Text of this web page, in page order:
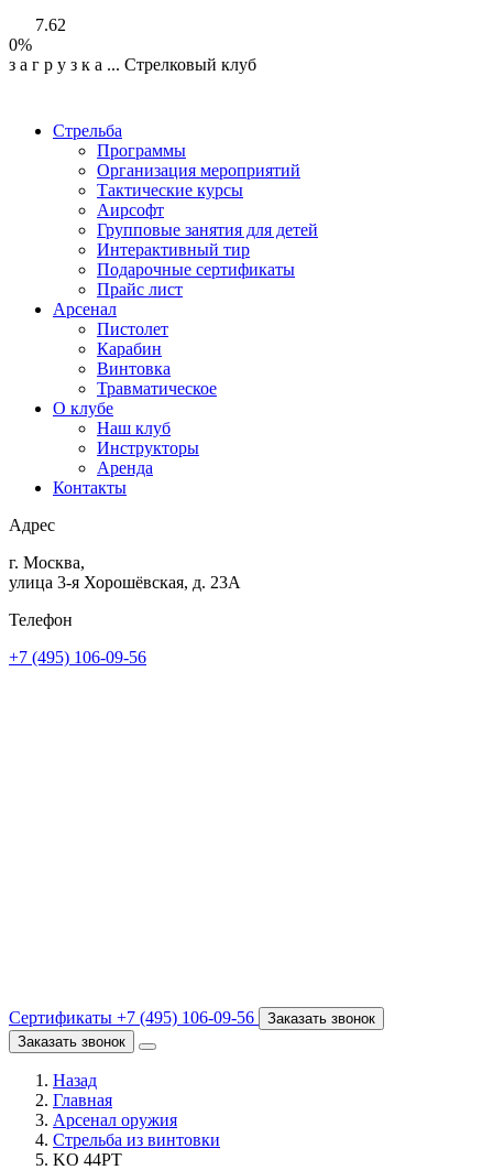
7.62
0%
з а г р у з к а ... Стрелковый клуб
Стрельба
Программы
Организация мероприятий
Тактические курсы
Аирсофт
Групповые занятия для детей
Интерактивный тир
Подарочные сертификаты
Прайс лист
Арсенал
Пистолет
Карабин
Винтовка
Травматическое
О клубе
Наш клуб
Инструкторы
Аренда
Контакты
Адрес
г. Москва,
улица 3-я Хорошёвская, д. 23А
Телефон
+7 (495) 106-09-56
Сертификаты +7 (495) 106-09-56
Заказать звонок
Заказать звонок
Назад
Главная
Арсенал оружия
Стрельба из винтовки
KO 44PT